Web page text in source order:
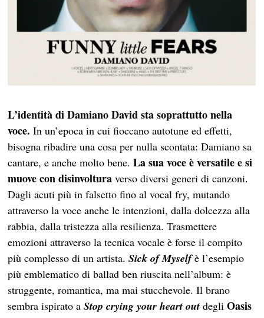
L’identità di Damiano David sta soprattutto nella
voce.In un’epoca in cui fioccano autotune ed effetti,
bisogna ribadire una cosa per nulla scontata: Damiano sa
cantare, e anche molto bene.La sua voce è versatile e si
muove con disinvoltura verso diversi generi di canzoni.
Dagli acuti più in falsetto fino al vocal fry, mutando
attraverso la voce anche le intenzioni, dalla dolcezza alla
rabbia, dalla tristezza alla resilienza. Trasmettere
emozioni attraverso la tecnica vocale è forse il compito
più complesso di un artista.Sick of Myselfè l’esempio
più emblematico di ballad ben riuscita nell’album: è
struggente, romantica, ma mai stucchevole. Il brano
sembra ispirato aStop crying your heart out degliOasis